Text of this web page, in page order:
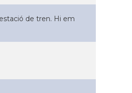
de tren. Hi em